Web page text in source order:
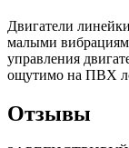
Двигатели
малыми
управления
ощутимо на ПВХ
Отзывы